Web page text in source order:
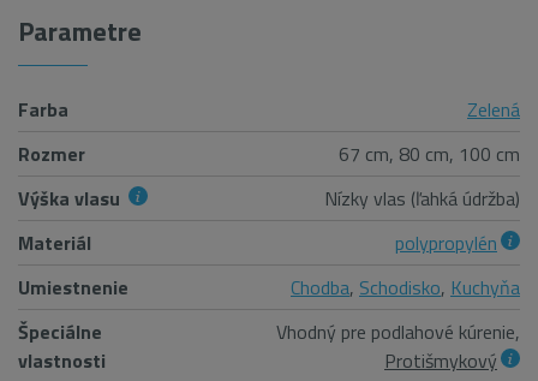
Parametre
Farba
Zelená
Rozmer
67 cm, 80 cm, 100 cm
Výška vlasu
Nízky vlas (ľahká údržba)
Materiál
polypropylén
Umiestnenie
Chodba, Schodisko, Kuchyňa
Špeciálne
vlastnosti
Vhodný pre podlahové kúrenie,
Protišmykový